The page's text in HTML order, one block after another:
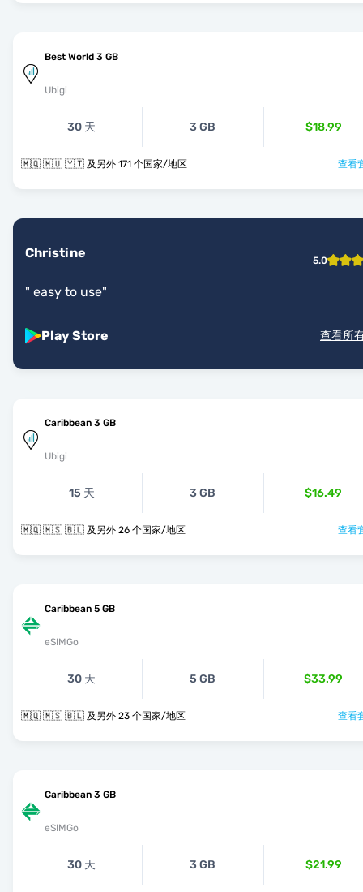
Best World 3 GB
Ubigi
30 天 3 GB $18.99
🇲🇶 🇲🇺 🇾🇹 及另外 171 个国家/地区 查看
Christine 5.0
" easy to use"
Play Store 查看所
Caribbean 3 GB
Ubigi
15 天 3 GB $16.49
🇲🇶 🇲🇸 🇧🇱 及另外 26 个国家/地区 查看
Caribbean 5 GB
eSIMGo
30 天 5 GB $33.99
🇲🇶 🇲🇸 🇧🇱 及另外 23 个国家/地区 查看
Caribbean 3 GB
eSIMGo
30 天 3 GB $21.99